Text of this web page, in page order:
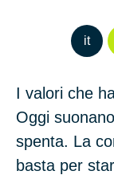
it
I valori che
Oggi
spenta. La
basta per